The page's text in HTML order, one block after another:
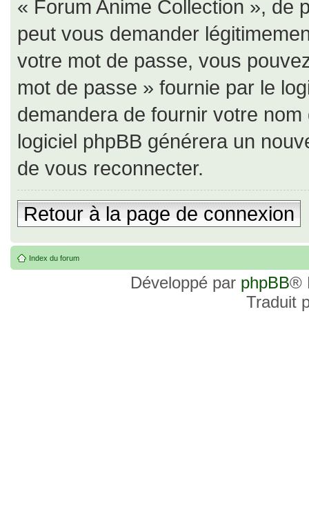
« Forum Anime Collection », de
peut vous demander
votre mot de passe, vous
mot de passe » fournie par le
demandera de fournir votre
logiciel phpBB générera un
de vous reconnecter.
Retour à la page de connexion
Index du forum
Développé par phpBB®
Traduit